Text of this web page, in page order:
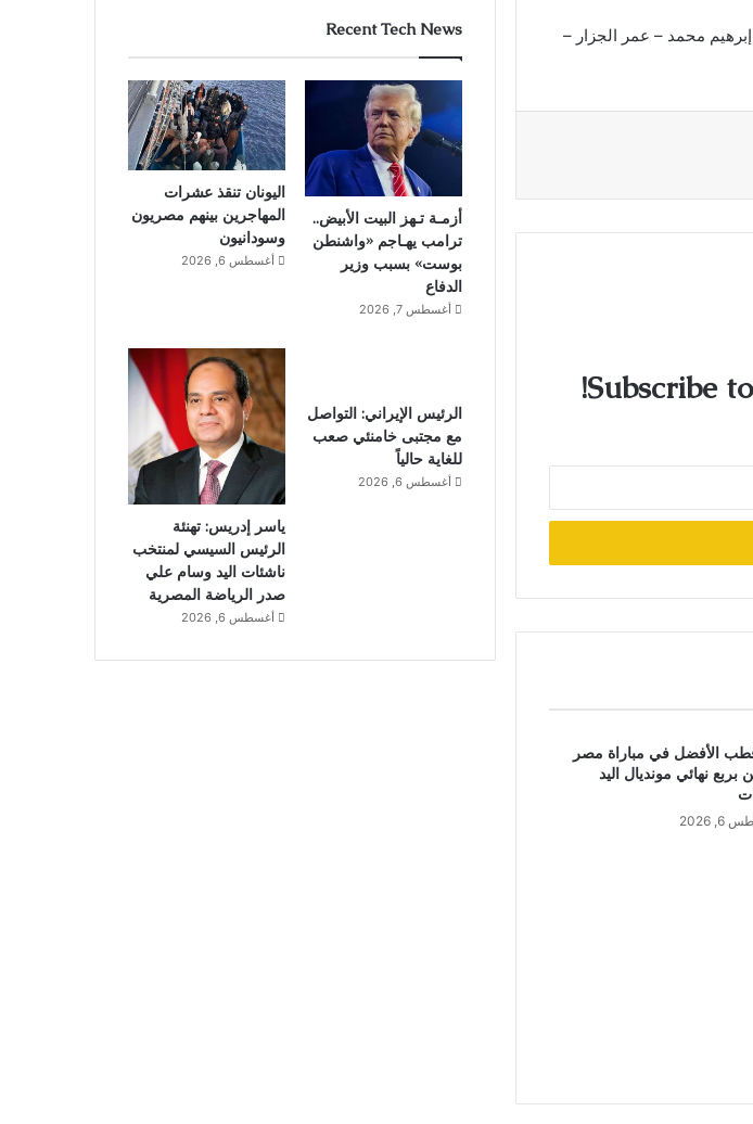
محمد – عمر الجزار –
Subscribe
الأفضل في مباراة مصر
بربع نهائي مونديال اليد
2026
Recent Tech News
أزمـة تـهز البيت الأبيض..
ترامب يهـاجم «واشنطن
بوست» بسبب وزير
الدفاع
أغسطس 7, 2026
اليونان تنقذ عشرات
المهاجرين بينهم مصريون
وسودانيون
أغسطس 6, 2026
الرئيس الإيراني: التواصل
مع مجتبى خامنئي صعب
للغاية حالياً
أغسطس 6, 2026
ياسر إدريس: تهنئة
الرئيس السيسي لمنتخب
ناشئات اليد وسام علي
صدر الرياضة المصرية
أغسطس 6, 2026